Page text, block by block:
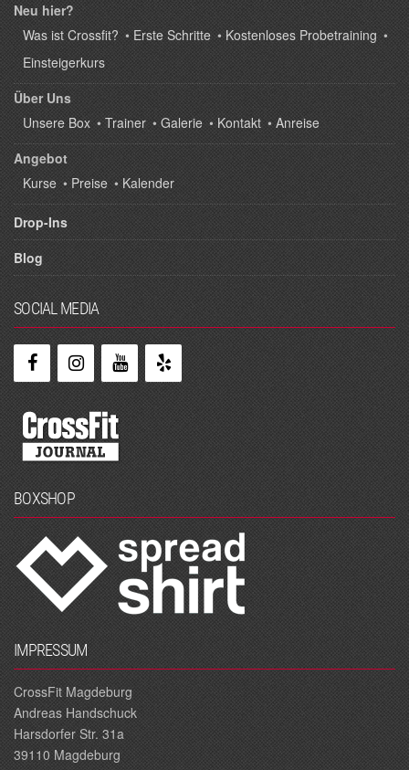
Neu hier?
Was ist Crossfit? • Erste Schritte • Kostenloses Probetraining •
Einsteigerkurs
Über Uns
Unsere Box • Trainer • Galerie • Kontakt •Anreise
Angebot
Kurse • Preise •Kalender
Drop-Ins
Blog
SOCIAL MEDIA
BOXSHOP
IMPRESSUM
CrossFit Magdeburg
Andreas Handschuck
Harsdorfer Str. 31a
39110 Magdeburg